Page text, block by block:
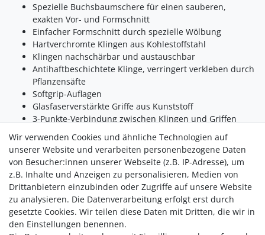
Spezielle Buchsbaumschere für einen sauberen,
exakten Vor- und Formschnitt
Einfacher Formschnitt durch spezielle Wölbung
Hartverchromte Klingen aus Kohlestoffstahl
Klingen nachschärbar und austauschbar
Antihaftbeschichtete Klinge, verringert verkleben durch
Pflanzensäfte
Softgrip-Auflagen
Glasfaserverstärkte Griffe aus Kunststoff
3-Punkte-Verbindung zwischen Klingen und Griffen
Messervorspannung flexibel anpassbar
Rostfreier Körper
Wir verwenden Cookies und ähnliche Technologien auf
unserer Website und verarbeiten personenbezogene Daten
von Besucher:innen unserer Webseite (z.B. IP-Adresse), um
z.B. Inhalte und Anzeigen zu personalisieren, Medien von
Drittanbietern einzubinden oder Zugriffe auf unsere Website
zu analysieren. Die Datenverarbeitung erfolgt erst durch
gesetzte Cookies. Wir teilen diese Daten mit Dritten, die wir in
den Einstellungen benennen.